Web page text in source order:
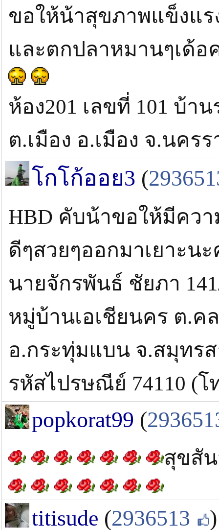
ขอให้น้าสุขภาพแข็งแ
และตกปลาหมานๆเด้อ
ห้อง201 เลขที่ 101 บ้า
ต.เมือง อ.เมือง จ.นคร
โกโก้ออย3 (
HBD คับน้าขอให้มีคว
ดีๆสวยๆออกมาเยาะน
นายจักรพันธ์ ชัยภา
หมู่บ้านเอเชียนคร ต.ค
อ.กระทุ่มแบน จ.สมุทร
รหัสไปรษณีย์ 74110 (โ
popkorat99 (
สุขสั
titisude (2936513 )